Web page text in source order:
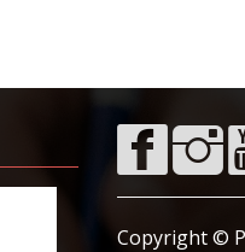
Copyright ©